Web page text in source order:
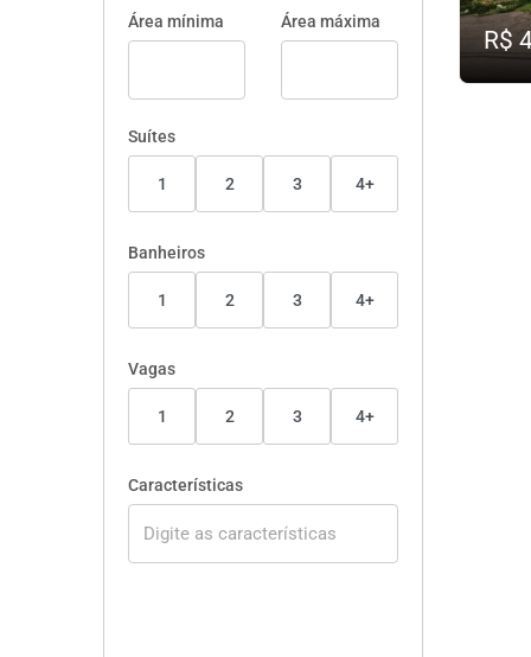
Área mínima Área máxima
Suítes
1 2 3 4+
Banheiros
1 2 3 4+
Vagas
1 2 3 4+
Características
R$